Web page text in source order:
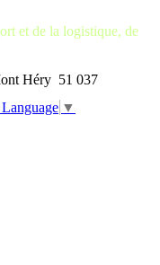
▼
et de la logistique, de
Héry 51 037